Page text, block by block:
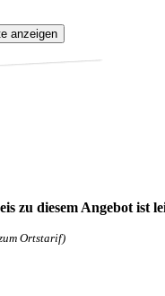
zu diesem Angebot ist
Ortstarif)